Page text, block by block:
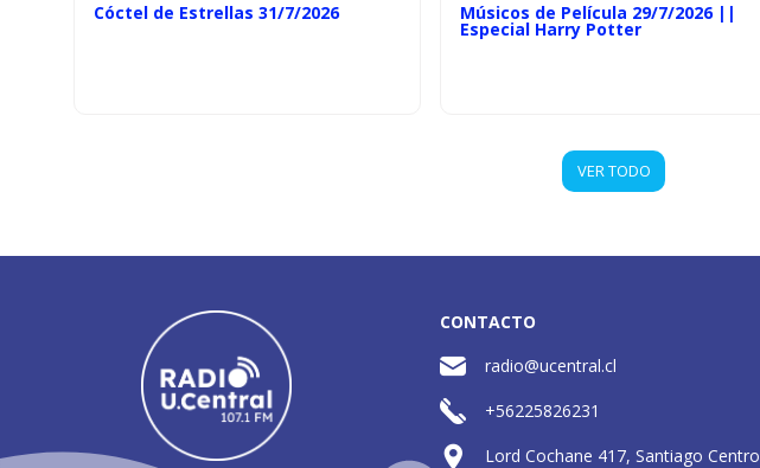
Cóctel de Estrellas 31/7/2026 Músicos de Película 29/7/2026 ||
Especial Harry Potter
VER TODO
CONTACTO
radio@ucentral.cl
+56225826231
Lord Cochane 417, Santiago Centro